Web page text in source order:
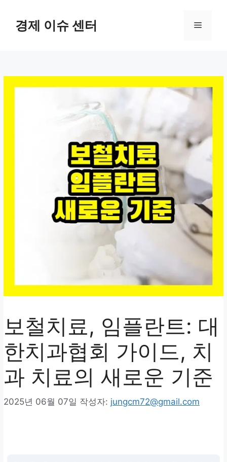
경제 이슈 센터 메
보철치료, 임플란트: 대
한치과협회 가이드, 치
과 치료의 새로운 기준
2025년 06월 07일 작성자: jungcm72@gmail.com